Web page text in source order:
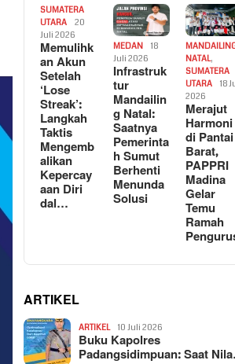
SUMATERA
UTARA
20
Juli 2026
Memulihk
an Akun
Setelah
‘Lose
Streak’:
Langkah
Taktis
Mengemb
alikan
Kepercay
aan Diri
dal…
MEDAN
18
Juli 2026
Infrastruk
tur
Mandailin
g Natal:
Saatnya
Pemerinta
h Sumut
Berhenti
Menunda
Solusi
NATAL,
SUMATERA
UTARA
18
2026
Merajut
Harmoni
di Pantai
Barat,
PAPPRI
Madina
Gelar
Temu
Ramah
ARTIKEL
ARTIKEL 10 Juli 2026
Buku Kapolres
Padangsidimpuan: Saat